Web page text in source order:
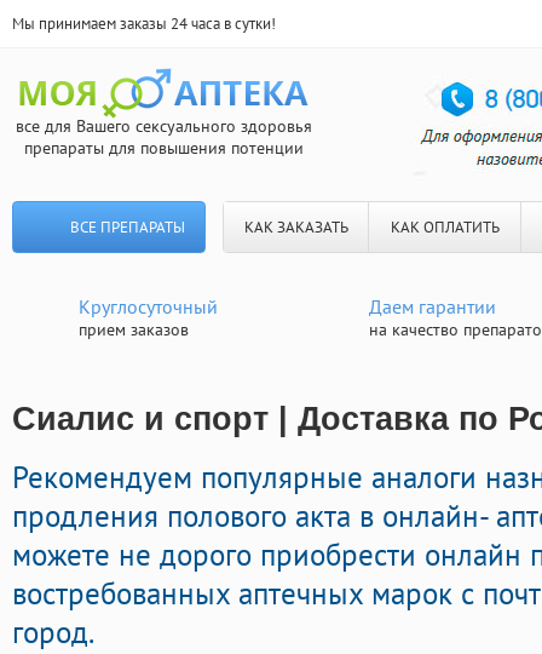
Мы принимаем заказы 24 часа в сутки!
все для Вашего сексуального здоровья
препараты для повышения потенции
ВСЕ ПРЕПАРАТЫ КАК ЗАКАЗАТЬ КАК ОПЛАТИТЬ
Круглосуточный
прием заказов
Даем гарантии
на качество
Сиалис и спорт | Доставка по
Рекомендуем популярные аналоги
продления полового акта в онлайн-
можете не дорого приобрести
востребованных аптечных марок с
город.